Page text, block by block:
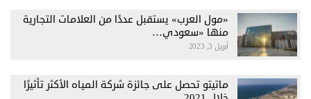
«مول العرب» يستقبل عددًا من العلامات التجارية
منها «سعودي…
أبريل 3, 2023
ماتيتو تحصل على جائزة شركة المياه الأكثر تأثيرًا